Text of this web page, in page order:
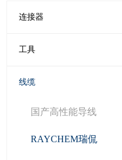
联系我们
连接器
工具
线缆
国产高性能导线
RAYCHEM瑞侃